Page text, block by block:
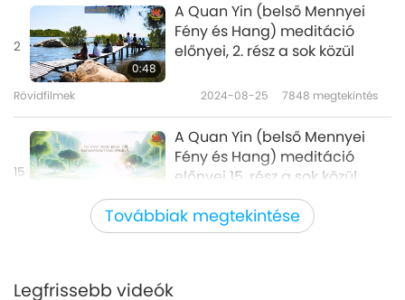
Továbbiak megtekintése
2
0:48
A Quan Yin (belső Mennyei
Fény és Hang) meditáció
előnyei, 2. rész a sok közül
Rövidfilmek 2024-08-25 7848 megtekintés
15
A Quan Yin (belső Mennyei
Fény és Hang) meditáció
előnyei 15. rész a sok közül
2024-10-25 5613 megtekintés
Legfrissebb videók